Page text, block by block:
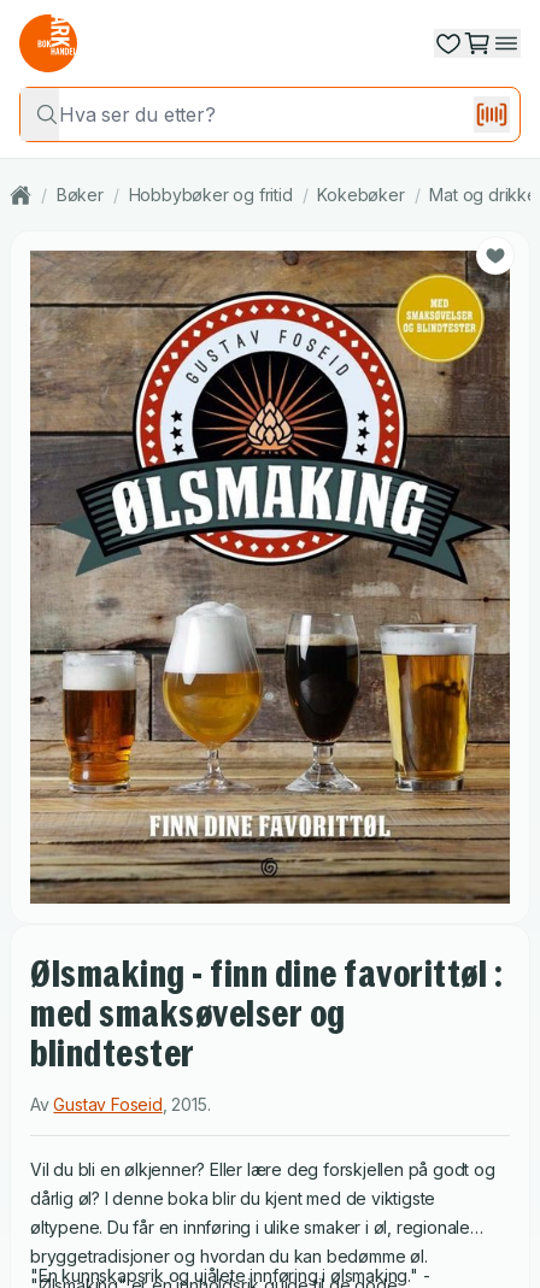
/ Bøker / Hobbybøker og fritid / Kokebøker / Mat og
Ølsmaking - finn dine favorittøl :
med smaksøvelser og
blindtester
AvGustav Foseid 2015.
Vil du bli en ølkjenner? Eller lære deg forskjellen på godt og
dårlig øl? I denne boka blir du kjent med de viktigste
øltypene. Du får en innføring i ulike smaker i øl, regionale
bryggetradisjoner og hvordan du kan bedømme øl.
"En kunnskapsrik og ujålete innføring i ølsmaking." -